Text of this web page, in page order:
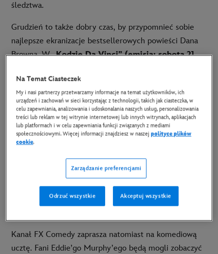
śledztwa.
Grudzień to także dobry czas, by przypomnieć sobie
najlepsze ekranizacje bestsellerowych powieści Dana
Browna. W„Kodzie Da Vinci” (emisja: sobota 21
Langdon wyrusza na trop tajemniczego morderstwa w
paryskim Luwrze. W„Aniołach i demonach”
(niedziela 22 grudnia o godz. 20:00 w FX)Langdon
staje do walki z Iluminatami, ratując Watykan przed
katastrofą.
FX przygotował także świąteczne pasmo filmowe.
Wśród filmów familijnych pojawią się klasyki, takie jak
„Epoka lodowcowa” (środa 25 grudnia o godz.
14:10 w FX), czy„Mission: Impossible – Fallout”
Kanał FX Comedy zaprasza natomiast na komediową
ucztę. Fani Eddie’go Murphy’ego będą mogli zobaczyć
Na Temat Ciasteczek
My i nasi partnerzy przetwarzamy informacje na temat użytkowników, ich
urządzeń i zachowań w sieci korzystając z technologii, takich jak ciasteczka, w
celu zapewniania, analizowania i udoskonalania naszych usług, personalizowania
treści lub reklam w tej witrynie internetowej lub innych witrynach, aplikacjach
lub platformach i w celu zapewniania funkcji związanych z mediami
społecznościowymi. Więcej informacji znajdziesz w naszejpolityce plików
cookie.
Zarządzanie preferencjami
Odrzuć wszystkie Akceptuj wszystkie